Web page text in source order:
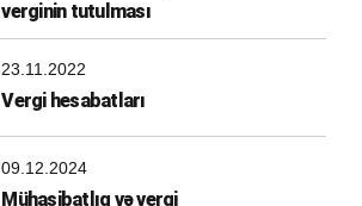
verginin tutulması
23.11.2022
Vergi hesabatları
09.12.2024
Mühasibatlıq və vergi